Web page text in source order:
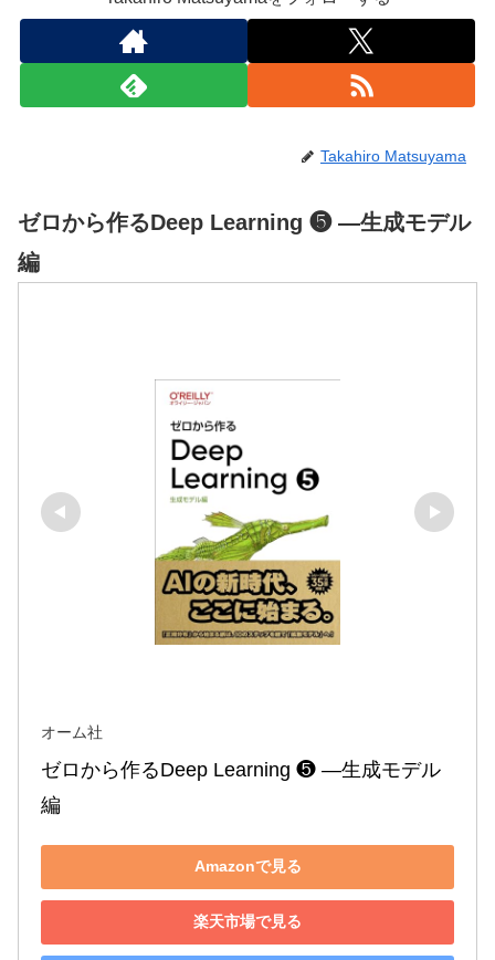
Takahiro Matsuyama
ゼロから作るDeep Learning ❺ ―生成モデル
編
オーム社
ゼロから作るDeep Learning ❺ ―生成モデル
編
Amazonで見る
楽天市場で見る